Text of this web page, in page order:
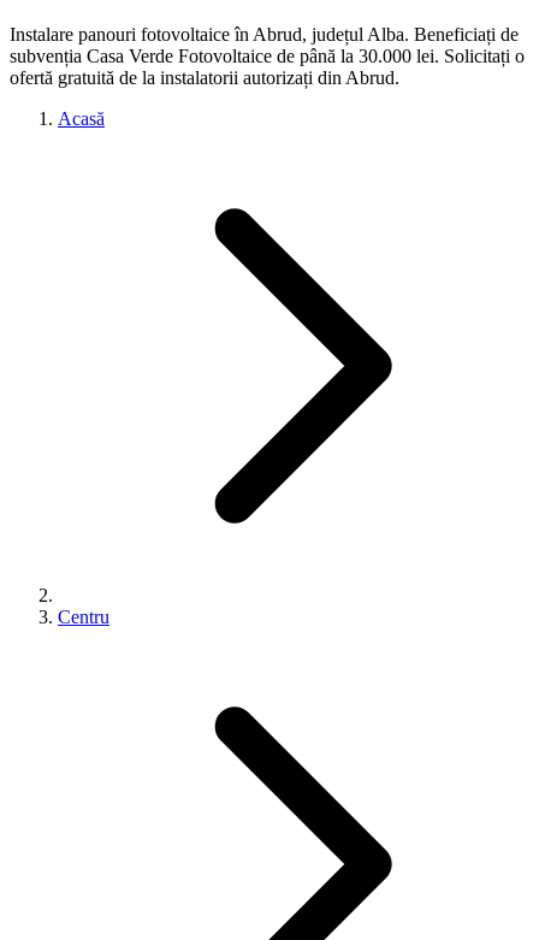
Instalare panouri fotovoltaice în Abrud, județul Alba. Beneficiați de
subvenția Casa Verde Fotovoltaice de până la 30.000 lei. Solicitați o
ofertă gratuită de la instalatorii autorizați din Abrud.
Acasă
Centru